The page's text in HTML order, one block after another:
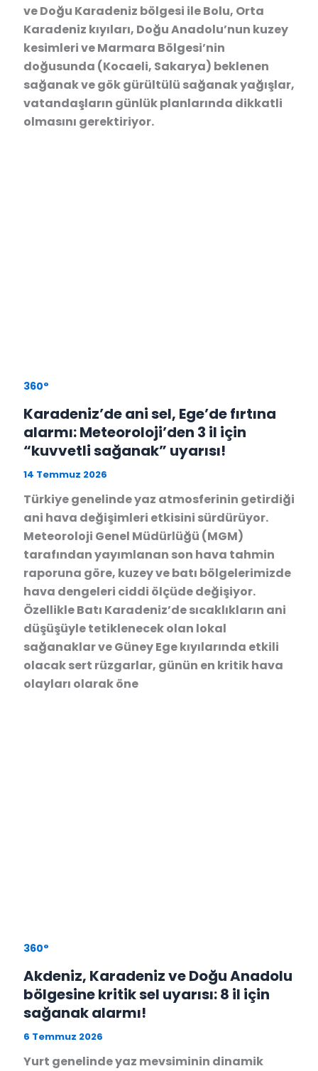
ve Doğu Karadeniz bölgesi ile Bolu, Orta
Karadeniz kıyıları, Doğu Anadolu’nun kuzey
kesimleri ve Marmara Bölgesi’nin
doğusunda (Kocaeli, Sakarya) beklenen
sağanak ve gök gürültülü sağanak yağışlar,
vatandaşların günlük planlarında dikkatli
olmasını gerektiriyor.
360°
Karadeniz’de ani sel, Ege’de fırtına
alarmı: Meteoroloji’den 3 il için
“kuvvetli sağanak” uyarısı!
14 Temmuz 2026
Türkiye genelinde yaz atmosferinin getirdiği
ani hava değişimleri etkisini sürdürüyor.
Meteoroloji Genel Müdürlüğü (MGM)
tarafından yayımlanan son hava tahmin
raporuna göre, kuzey ve batı bölgelerimizde
hava dengeleri ciddi ölçüde değişiyor.
Özellikle Batı Karadeniz’de sıcaklıkların ani
düşüşüyle tetiklenecek olan lokal
sağanaklar ve Güney Ege kıyılarında etkili
olacak sert rüzgarlar, günün en kritik hava
olayları olarak öne
360°
Akdeniz, Karadeniz ve Doğu Anadolu
bölgesine kritik sel uyarısı: 8 il için
sağanak alarmı!
6 Temmuz 2026
Yurt genelinde yaz mevsiminin dinamik